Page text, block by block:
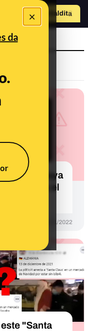
×
da
Hazte Maldito
haya
exteriores el
25/01/2022
"Santa